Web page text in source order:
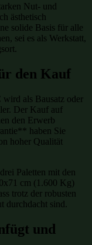
Nut- und
ästhetisch
solide Basis für alle
sei es als Werkstatt,
den Kauf
als Bausatz oder
Der Kauf auf
den Erwerb
haben Sie
hoher Qualität
Paletten mit den
cm (1.600 Kg)
trotz der robusten
durchdacht sind.
und